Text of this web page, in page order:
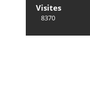
Visites
8370